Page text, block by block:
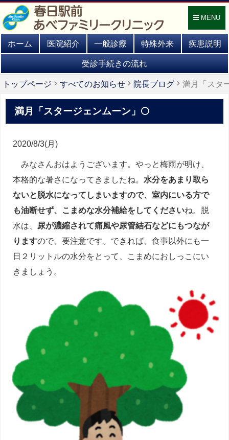
MENU
ホーム 医院紹介 一般診療 特殊外来 疾患説明
受診手続きの流れ
トップページ すべてのお知らせ 院長ブログ 満月「スタ
満月「スタージェンムーン」🌕
2020/8/3(月)
みなさんおはようございます。やっと梅雨が明け、
本格的な暑さになってきましたね。 水分をあまり取ら
ないと脱水になってしまいますので、室内にいる方で
も油断せず、こまめな水分補給をしてくださいね。脱
水は、
尿が濃縮されて痛風や尿管結石などにもつなが
りますので、要注意です。できれば、食事以外にも一
日２リットルの水分をとって、こまめにおしっこにい
きましょう。